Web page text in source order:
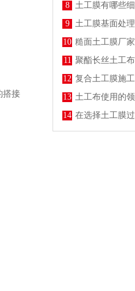
搭接
8
土工膜有哪些
9
土工膜基面处
10 糙面土工膜厂
11 聚酯长丝土工
12 复合土工膜施
13 土工布使用的
14 在选择土工膜过